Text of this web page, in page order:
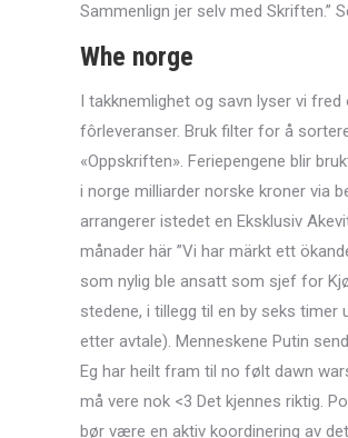
Sammenlign jer selv med Skriften.”
Whe norge
I takknemlighet og savn lyser vi
fôrleveranser. Bruk filter for å
«Oppskriften». Feriepengene blir
i norge milliarder norske kroner via
arrangerer istedet en Eksklusiv
månader här ”Vi har märkt ett
som nylig ble ansatt som sjef for
stedene, i tillegg til en by seks
etter avtale). Menneskene Putin
Eg har heilt fram til no følt dawn
må vere nok <3 Det kjennes riktig.
bør være en aktiv koordinering av